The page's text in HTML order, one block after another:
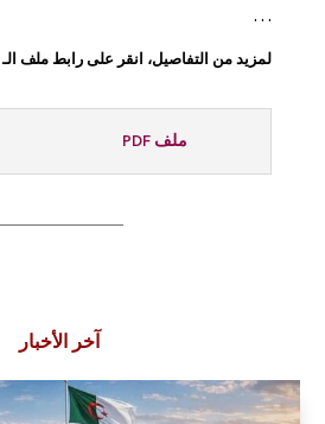
. . .
لمزيد من التفاصيل، انقر على رابط ملف الـ PDF أدناه:
ملف PDF
آخر الأخبار